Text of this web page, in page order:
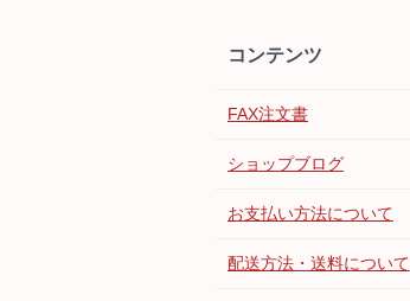
コンテンツ
FAX注文書
ショップブログ
お支払い方法について
配送方法・送料について